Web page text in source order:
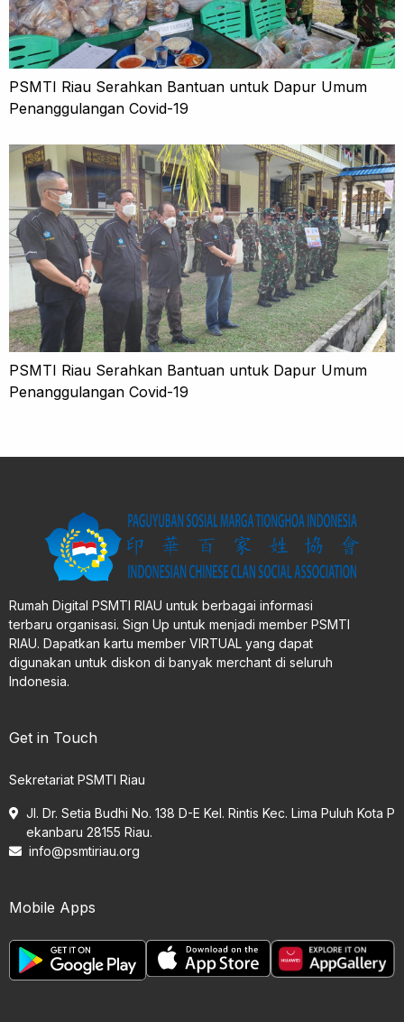
PSMTI Riau Serahkan Bantuan untuk Dapur Umum
Penanggulangan Covid-19
PSMTI Riau Serahkan Bantuan untuk Dapur Umum
Penanggulangan Covid-19
Rumah Digital PSMTI RIAU untuk berbagai informasi
terbaru organisasi. Sign Up untuk menjadi member PSMTI
RIAU. Dapatkan kartu member VIRTUAL yang dapat
digunakan untuk diskon di banyak merchant di seluruh
Indonesia.
Get in Touch
Sekretariat PSMTI Riau
Jl. Dr. Setia Budhi No. 138 D-E Kel. Rintis Kec. Lima Puluh Kota P
ekanbaru 28155 Riau.
info@psmtiriau.org
Mobile Apps